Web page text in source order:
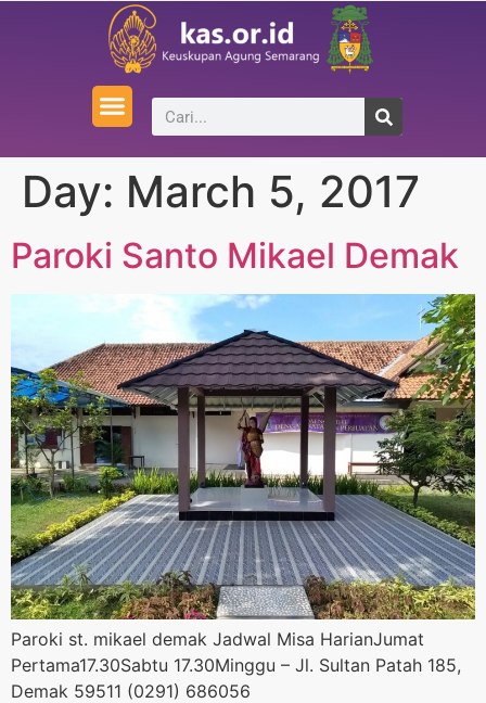
Day: March 5, 2017
Paroki Santo Mikael Demak
Paroki st. mikael demak Jadwal Misa HarianJumat
Pertama17.30Sabtu 17.30Minggu – Jl. Sultan Patah 185,
Demak 59511 (0291) 686056